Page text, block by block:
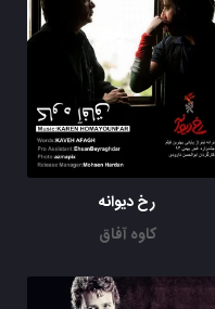
رخ دیوانه
کاوه آفاق